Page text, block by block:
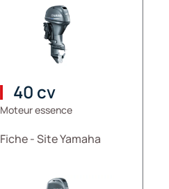
40 cv
Moteur essence
Fiche - Site Yamaha